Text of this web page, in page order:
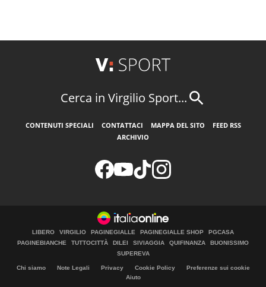
Cerca in Virgilio Sport...
CONTENUTI SPECIALI CONTATTACI MAPPA DEL SITO
FEED RSS
ARCHIVIO
LIBERO VIRGILIO PAGINEGIALLE PAGINEGIALLE SHOP
PGCASA
PAGINEBIANCHE
TUTTOCITTÀ DILEI SIVIAGGIA QUIFINANZA
BUONISSIMO
SUPEREVA
Chi siamo Note Legali Privacy Cookie Policy
Preferenze sui cookie
Aiuto